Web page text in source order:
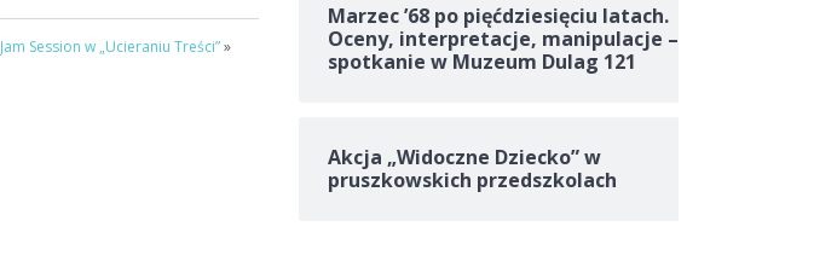
Jam Session w „Ucieraniu Treści”»
Marzec ’68 po pięćdziesięciu latach.
Oceny, interpretacje, manipulacje –
spotkanie w Muzeum Dulag 121
Akcja „Widoczne Dziecko” w
pruszkowskich przedszkolach